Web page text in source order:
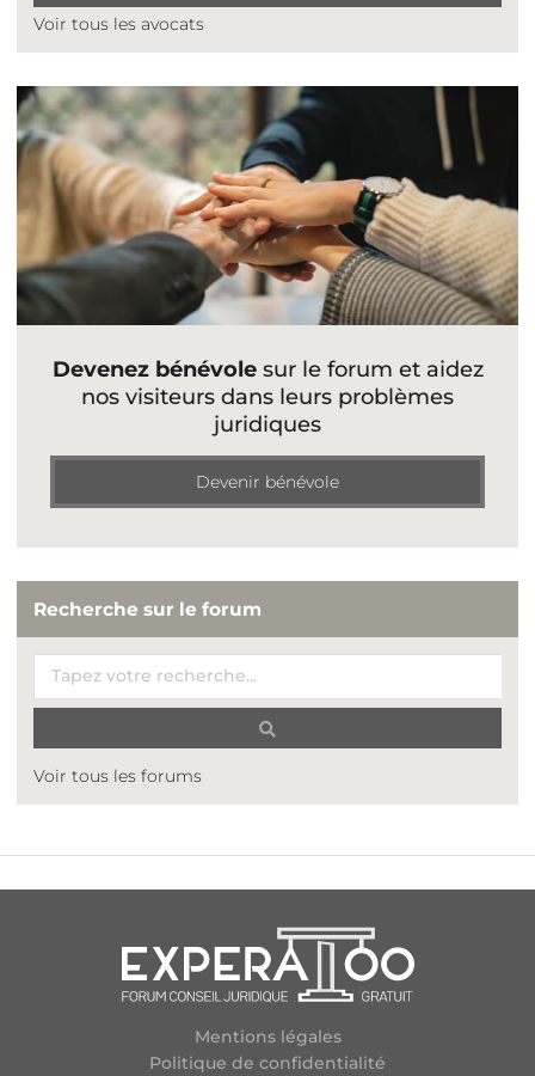
Voir tous les avocats
Devenez bénévolesur le forum et aidez
nos visiteurs dans leurs problèmes
juridiques
Devenir bénévole
Recherche sur le forum
Voir tous les forums
Mentions légales
Politique de confidentialité